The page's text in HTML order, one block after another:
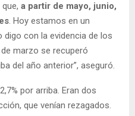
a partir de mayo, junio,
. Hoy estamos en un
con la evidencia de los
marzo se recuperó
del año anterior”, aseguró.
por arriba. Eran dos
que venían rezagados.